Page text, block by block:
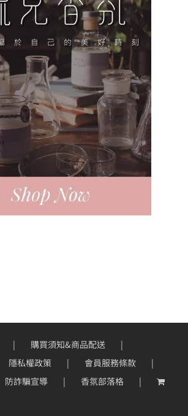
購買須知&商品配送
隱私權政策
會員服務條款
防詐騙宣導 香氛部落格